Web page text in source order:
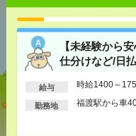
【未経験から
仕分けなど/日
給与 時給1400～
勤務地
福渡駅から車
あなたの閲
おす
【未経験から安心ス